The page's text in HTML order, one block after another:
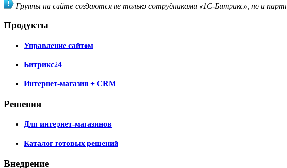
Группы на сайте создаются не только сотрудниками «1С-Битрикс», но и
Продукты
Управление сайтом
Битрикс24
Интернет-магазин + CRM
Решения
Для интернет-магазинов
Каталог готовых решений
Внедрение